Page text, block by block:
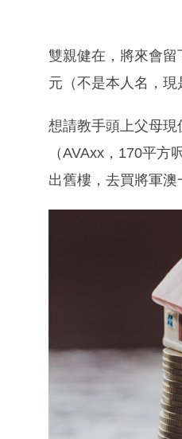
雙親健在，將來會
元（不是本人名，現
想請教手頭上父母
（AVAxx，170平
出舊樓，去買將軍